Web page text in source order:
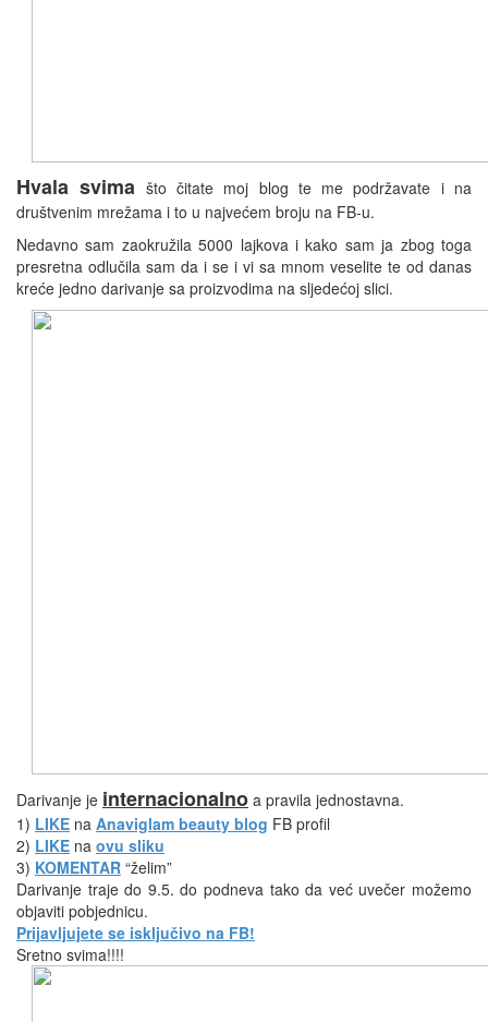
Hvala svima što čitate moj blog te me podržavate i na
društvenim mrežama i to u najvećem broju na FB-u.
Nedavno sam zaokružila 5000 lajkova i kako sam ja zbog toga
presretna odlučila sam da i se i vi sa mnom veselite te od danas
kreće jedno darivanje sa proizvodima na sljedećoj slici.
Darivanje je internacionalno a pravila jednostavna.
1) LIKE na Anaviglam beauty blog FB profil
2) LIKE na ovu sliku
3) KOMENTAR “želim”
Darivanje traje do 9.5. do podneva tako da već uvečer možemo
objaviti pobjednicu.
Prijavljujete se isključivo na FB!
Sretno svima!!!!